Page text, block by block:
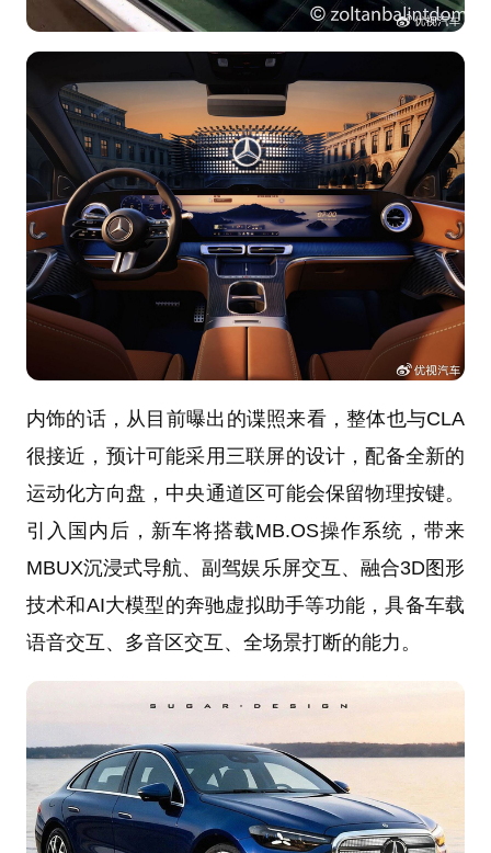
内饰的话，从目前曝出的谍照来看，整体也与CLA
很接近，预计可能采用三联屏的设计，配备全新的
运动化方向盘，中央通道区可能会保留物理按键。
引入国内后，新车将搭载MB.OS操作系统，带来
MBUX沉浸式导航、副驾娱乐屏交互、融合3D图形
技术和AI大模型的奔驰虚拟助手等功能，具备车载
语音交互、多音区交互、全场景打断的能力。